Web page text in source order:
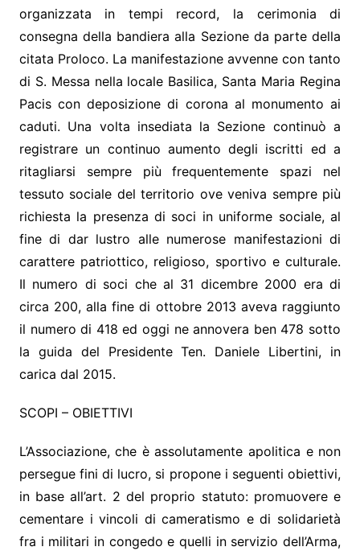
organizzata in tempi record, la cerimonia di
consegna della bandiera alla Sezione da parte della
citata Proloco. La manifestazione avvenne con tanto
di S. Messa nella locale Basilica, Santa Maria Regina
Pacis con deposizione di corona al monumento ai
caduti. Una volta insediata la Sezione continuò a
registrare un continuo aumento degli iscritti ed a
ritagliarsi sempre più frequentemente spazi nel
tessuto sociale del territorio ove veniva sempre più
richiesta la presenza di soci in uniforme sociale, al
fine di dar lustro alle numerose manifestazioni di
carattere patriottico, religioso, sportivo e culturale.
Il numero di soci che al 31 dicembre 2000 era di
circa 200, alla fine di ottobre 2013 aveva raggiunto
il numero di 418 ed oggi ne annovera ben 478 sotto
la guida del Presidente Ten. Daniele Libertini, in
carica dal 2015.
SCOPI – OBIETTIVI
L’Associazione, che è assolutamente apolitica e non
persegue fini di lucro, si propone i seguenti obiettivi,
in base all’art. 2 del proprio statuto: promuovere e
cementare i vincoli di cameratismo e di solidarietà
fra i militari in congedo e quelli in servizio dell’Arma,